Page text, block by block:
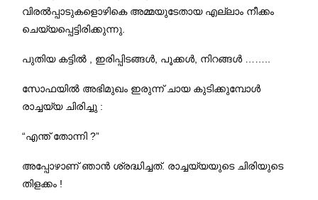
വിരൽപ്പാടുകളൊഴികെ അമ്മയുടേതായ എല്ലാം നീക്കം
ചെയ്യപ്പെട്ടിരിക്കുന്നു.
പുതിയ കട്ടില്‍ , ഇരിപ്പിടങ്ങള്‍, പൂക്കള്‍, നിറങ്ങള്‍ ……..
സോഫയില്‍ അഭിമുഖം ഇരുന്ന് ചായ കുടിക്കുമ്പോള്‍
രാച്ചയ്യ ചിരിച്ചു :
“എന്ത് തോന്നി ?”
അപ്പോഴാണ് ഞാന്‍ ശ്രദ്ധിച്ചത്. രാച്ചയ്യയുടെ ചിരിയുടെ
തിളക്കം !